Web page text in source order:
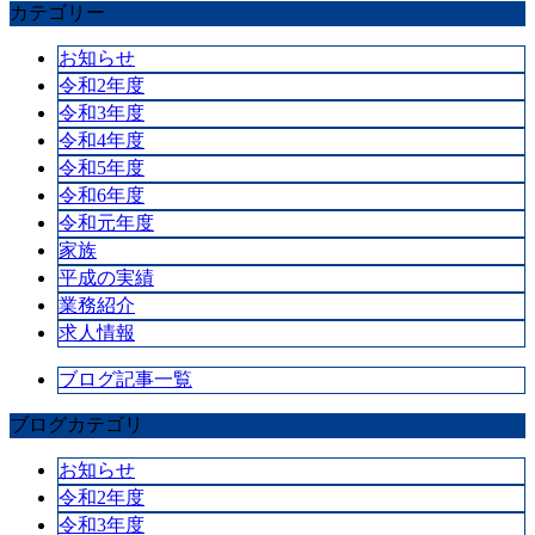
カテゴリー
お知らせ
令和2年度
令和3年度
令和4年度
令和5年度
令和6年度
令和元年度
家族
平成の実績
業務紹介
求人情報
ブログ記事一覧
ブログカテゴリ
お知らせ
令和2年度
令和3年度